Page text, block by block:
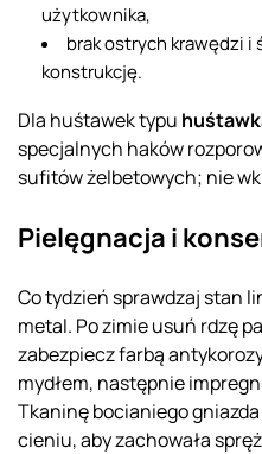
użytkownika,
brak ostrych krawędzi
konstrukcję.
Dla huśtawek typu
specjalnych haków
sufitów żelbetowych; nie
Pielęgnacja i
Co tydzień sprawdzaj stan
metal. Po zimie usuń rdzę
zabezpiecz farbą
mydłem, następnie
Tkaninę bocianiego
cieniu, aby zachowała